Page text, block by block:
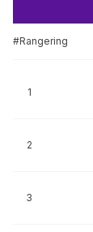
#Rangering
1
2
3